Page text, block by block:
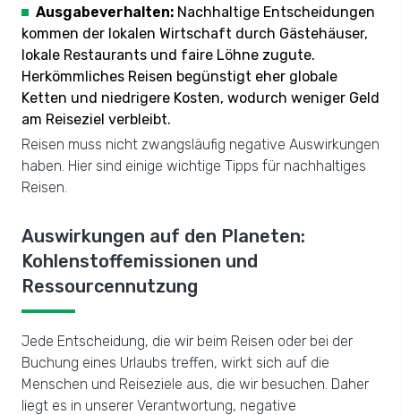
Ausgabeverhalten: Nachhaltige Entscheidungen
kommen der lokalen Wirtschaft durch Gästehäuser,
lokale Restaurants und faire Löhne zugute.
Herkömmliches Reisen begünstigt eher globale
Ketten und niedrigere Kosten, wodurch weniger Geld
am Reiseziel verbleibt.
Reisen muss nicht zwangsläufig negative Auswirkungen
haben. Hier sind einige wichtige Tipps für nachhaltiges
Reisen.
Auswirkungen auf den Planeten:
Kohlenstoffemissionen und
Ressourcennutzung
Jede Entscheidung, die wir beim Reisen oder bei der
Buchung eines Urlaubs treffen, wirkt sich auf die
Menschen und Reiseziele aus, die wir besuchen. Daher
liegt es in unserer Verantwortung, negative